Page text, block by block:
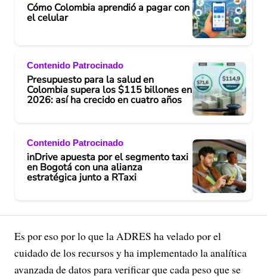
Cómo Colombia aprendió a pagar con
el celular
Contenido Patrocinado
Presupuesto para la salud en
Colombia supera los $115 billones en
2026: así ha crecido en cuatro años
Contenido Patrocinado
inDrive apuesta por el segmento taxi
en Bogotá con una alianza
estratégica junto a RTaxi
Es por eso por lo que la ADRES ha velado por el
cuidado de los recursos y ha implementado la analítica
avanzada de datos para verificar que cada peso que se